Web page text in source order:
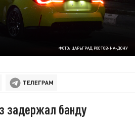
ФОТО: ЦАРЬГРАД РОСТОВ-НА-ДОНУ
задержал банду